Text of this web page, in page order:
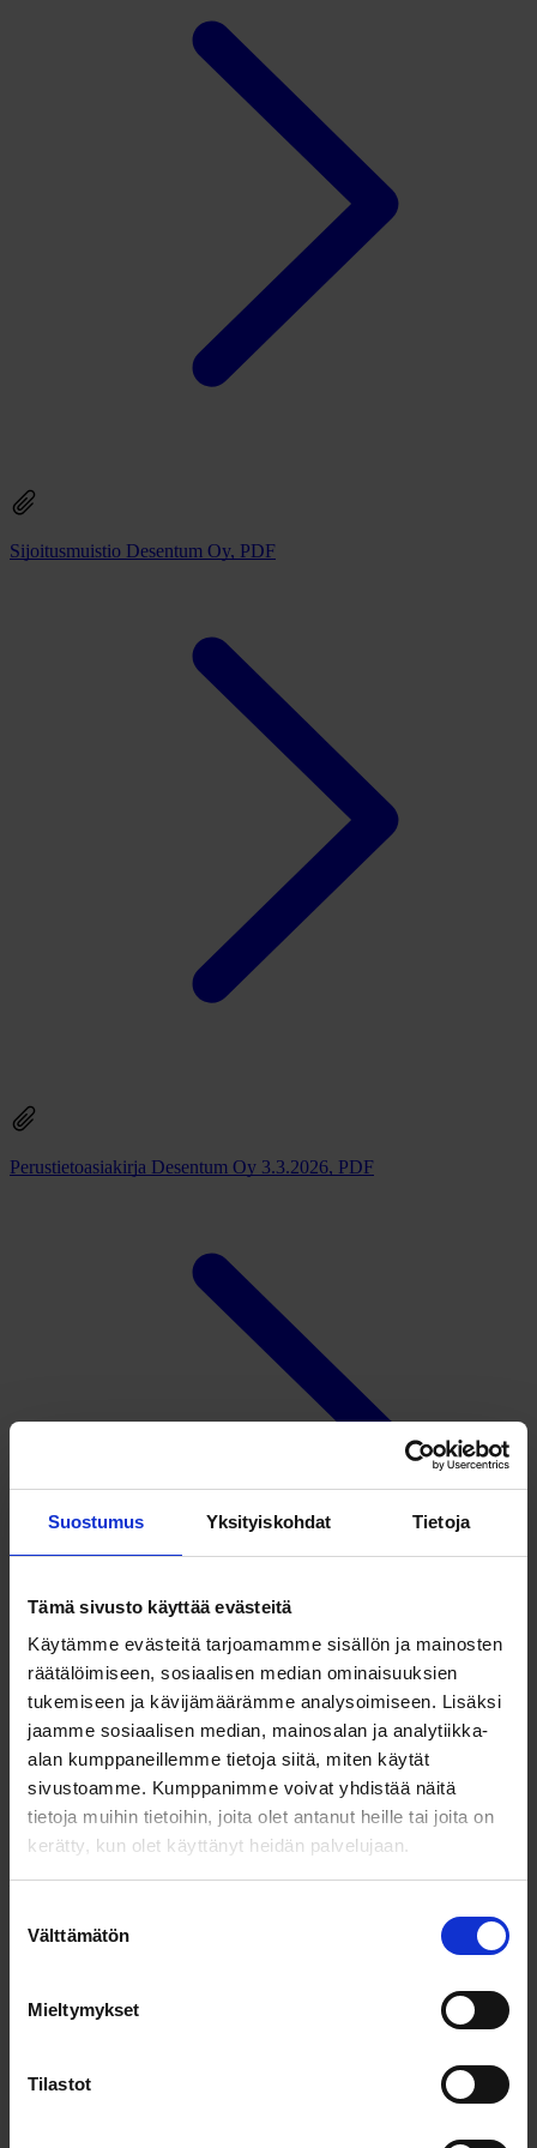
Suostumus Yksityiskohdat Tietoja
Tämä sivusto käyttää evästeitä
Käytämme evästeitä tarjoamamme sisällön ja mainosten
räätälöimiseen, sosiaalisen median ominaisuuksien
tukemiseen ja kävijämäärämme analysoimiseen. Lisäksi
jaamme sosiaalisen median, mainosalan ja analytiikka-
alan kumppaneillemme tietoja siitä, miten käytät
sivustoamme. Kumppanimme voivat yhdistää näitä
tietoja muihin tietoihin, joita olet antanut heille tai joita on
kerätty, kun olet käyttänyt heidän palvelujaan.
valinta
Välttämätön
Mieltymykset
Tilastot
Sijoitusmuistio Desentum Oy, PDF
Perustietoasiakirja Desentum Oy 3.3.2026, PDF
Yleiskatsaus
Huom. Desentumilla on käynnissä Springvestin kautta
osakeanti myös huhtikuussa 2026. Jos etsit sen tietoja,siirry
huhtikuun osakeannin sivulle
.
_________________
Biolääkeyhtiö Desentum kehittää niihin hoitoa, joka auttaa
siirtymään oireiden hallinnasta sairauden hoitoon. Tavoite on
Allergioiden hoitoon kaivataan uusia ratkaisuja
tai ruoka-aineet aiheuttavat allergisen reaktion. Pahimmillaan
seurauksena voi olla hengenvaarallinen anafylaksia, johon liittyy